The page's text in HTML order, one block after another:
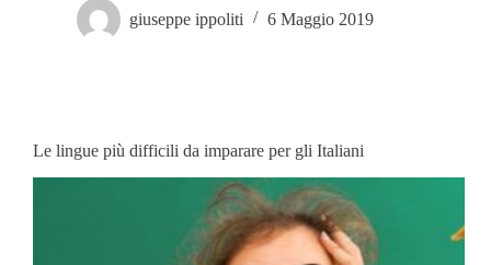
giuseppe ippoliti
6 Maggio 2019
Le lingue più difficili da imparare per gli Italiani